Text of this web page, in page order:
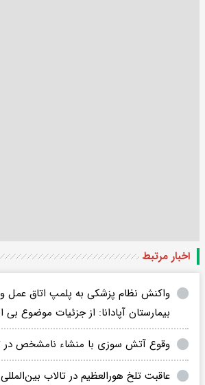
اخبار مرتبط
واکنش نظام پزشکی به پلمپ اتاق عمل
بیمارستان آپادانا: از جزئیات موضوع بی
وقوع آتش سوزی با منشاء نامشخص در
عاقبت تلخ هورالعظیم در تالاب